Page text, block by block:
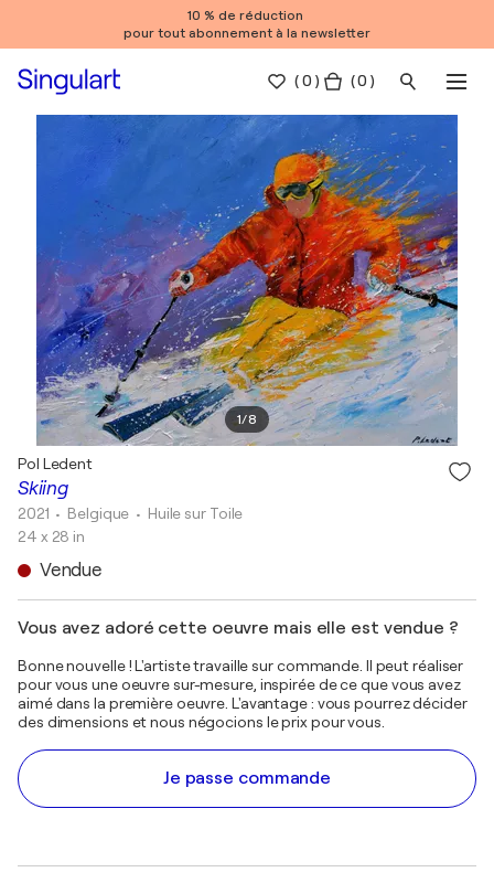
10 % de réduction
pour tout abonnement à la newsletter
(0 ) ( 0 )
1/8
Skiing
Pol Ledent
2021 • Belgique • Huile sur Toile
24 x 28 in
Vendue
Vous avez adoré cette oeuvre mais elle est vendue ?
Bonne nouvelle ! L'artiste travaille sur commande. Il peut réaliser
pour vous une oeuvre sur-mesure, inspirée de ce que vous avez
aimé dans la première oeuvre. L'avantage : vous pourrez décider
des dimensions et nous négocions le prix pour vous.
Je passe commande